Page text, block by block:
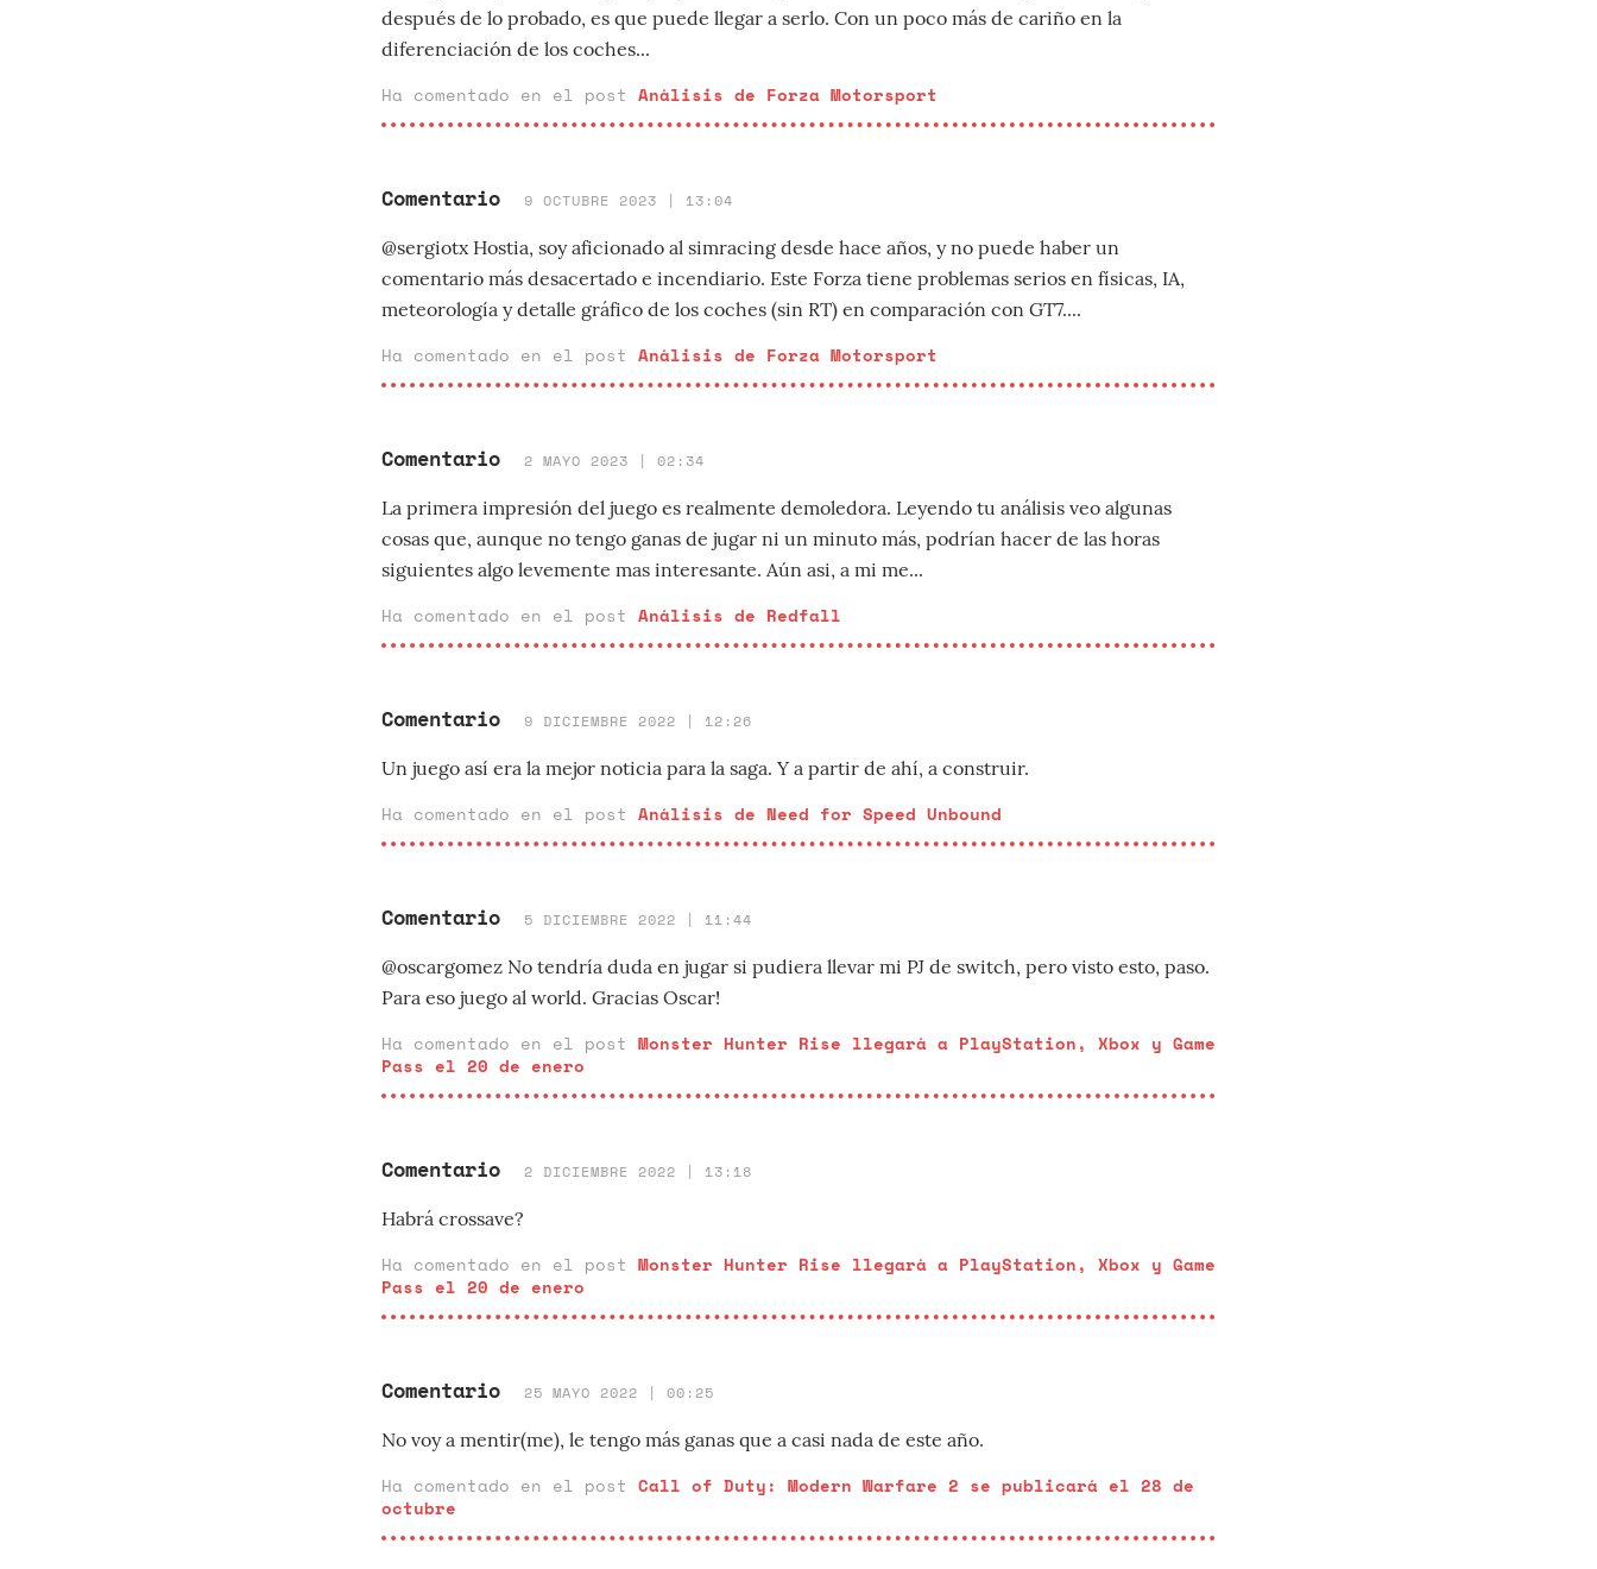
después de lo probado, es que puede llegar a serlo. Con un poco más de cariño en la
diferenciación de los coches...
Ha comentado en el post Análisis de Forza Motorsport
Comentario 9 OCTUBRE 2023 | 13:04
@sergiotx Hostia, soy aficionado al simracing desde hace años, y no puede haber un
comentario más desacertado e incendiario. Este Forza tiene problemas serios en físicas, IA,
meteorología y detalle gráfico de los coches (sin RT) en comparación con GT7....
Ha comentado en el post Análisis de Forza Motorsport
Comentario 2 MAYO 2023 | 02:34
La primera impresión del juego es realmente demoledora. Leyendo tu análisis veo algunas
cosas que, aunque no tengo ganas de jugar ni un minuto más, podrían hacer de las horas
siguientes algo levemente mas interesante. Aún asi, a mi me...
Ha comentado en el post Análisis de Redfall
Comentario 9 DICIEMBRE 2022 | 12:26
Un juego así era la mejor noticia para la saga. Y a partir de ahí, a construir.
Ha comentado en el post Análisis de Need for Speed Unbound
Comentario 5 DICIEMBRE 2022 | 11:44
@oscargomez No tendría duda en jugar si pudiera llevar mi PJ de switch, pero visto esto, paso.
Para eso juego al world. Gracias Oscar!
Ha comentado en el post Monster Hunter Rise llegará a PlayStation, Xbox y Game
Pass el 20 de enero
Comentario 2 DICIEMBRE 2022 | 13:18
Habrá crossave?
Ha comentado en el post Monster Hunter Rise llegará a PlayStation, Xbox y Game
Pass el 20 de enero
Comentario 25 MAYO 2022 | 00:25
No voy a mentir(me), le tengo más ganas que a casi nada de este año.
Ha comentado en el post Call of Duty: Modern Warfare 2 se publicará el 28 de
octubre